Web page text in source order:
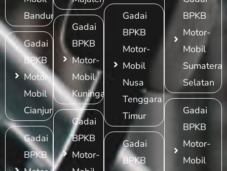
Bandung
Gadai
BPKB
Motor-
Mobil
Cianjur
Gadai
BPKB
Gadai
BPKB
Motor-
Mobil
Kuningan
Gadai
BPKB
Motor-
Gadai
BPKB
Motor-
Mobil
Nusa
Tenggara
Timur
Gadai
BPKB
BPKB
Motor-
Mobil
Sumatera
Selatan
Gadai
BPKB
Motor-
Mobil